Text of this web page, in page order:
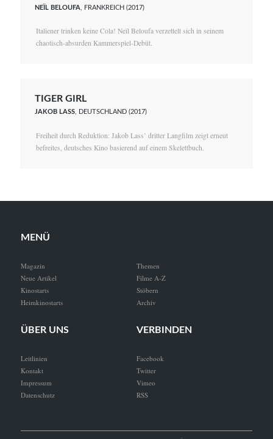
NEÏL BELOUFA , FRANKREICH (2017)
Italiener trinken keine Cola! Neïl Beloufa verzettelt sich in seinem
chaotisch-absurden Kammerspiel-Debüt.
TIGER GIRL
JAKOB LASS, DEUTSCHLAND (2017)
Freiheit durch Reduktion: Jakob Lass’ dritter Langfilm zeigt erneut
befreites, deutsches Kino basierend auf einem Skelettbuch.
MENÜ
Magazin
Neue Artikel
Kinostarts
Heimkinostarts
Themen
Filme A-Z
Stöbern
Archiv
ÜBER UNS
Leitlinien
Kontakt
Impressum
Datenschutz
VERBINDEN
Facebook
Twitter
Vimeo
RSS